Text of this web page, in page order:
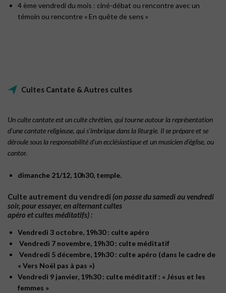
4 ème vendredi du mois : ciné-débat ou rencontre avec un
témoin ou rencontre « En quête de sens »
Cultes Cantate & Autres cultes
Un culte cantate est un culte chrétien, qui tourne autour la représentation
d’une cantate religieuse, qui s’imbrique dans la liturgie. Il se prépare et se
déroule sous la responsabilité d’un ecclésiastique et un musicien d’église, ou
cantor.
dimanche 21/12, 10h30, temple.
Culte autrement du vendredi (on passe du samedi au vendredi
soir, pour essayer, en alternant cultes
apéro et cultes méditatifs) :
Vendredi 3 octobre, 19h30 : culte apéro
Vendredi 7 novembre, 19h30 : culte méditatif
Vendredi 5 décembre, 19h30 : culte apéro (dans le cadre de
« Vers Noël pas à pas »)
Vendredi 9 janvier, 19h30 : culte méditatif : « Jésus et les
femmes »